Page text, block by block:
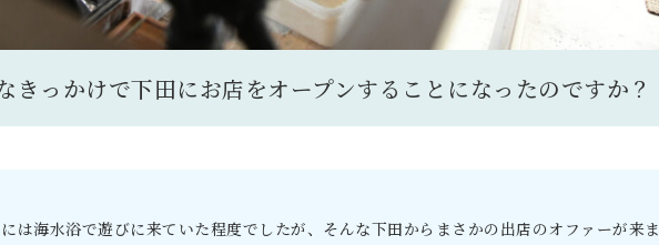
きっかけで下田にお店をオープンすることになったのですか？
は海水浴で遊びに来ていた程度でしたが、そんな下田からまさかの出店のオファーが来ま